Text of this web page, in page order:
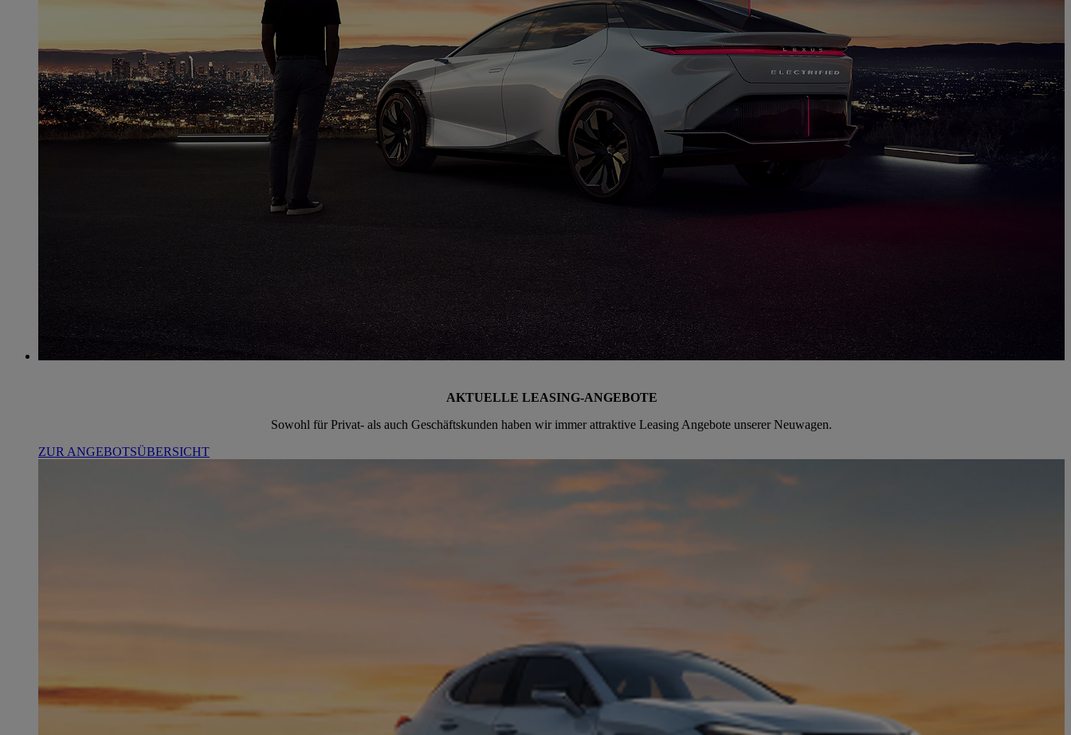
AKTUELLE LEASING-ANGEBOTE
Sowohl für Privat- als auch Geschäftskunden haben wir immer attraktive Leasing Angebote unserer Neuwagen.
ZUR ANGEBOTSÜBERSICHT